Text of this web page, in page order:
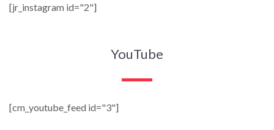
[jr_instagram id="2"]
YouTube
[cm_youtube_feed id="3"]